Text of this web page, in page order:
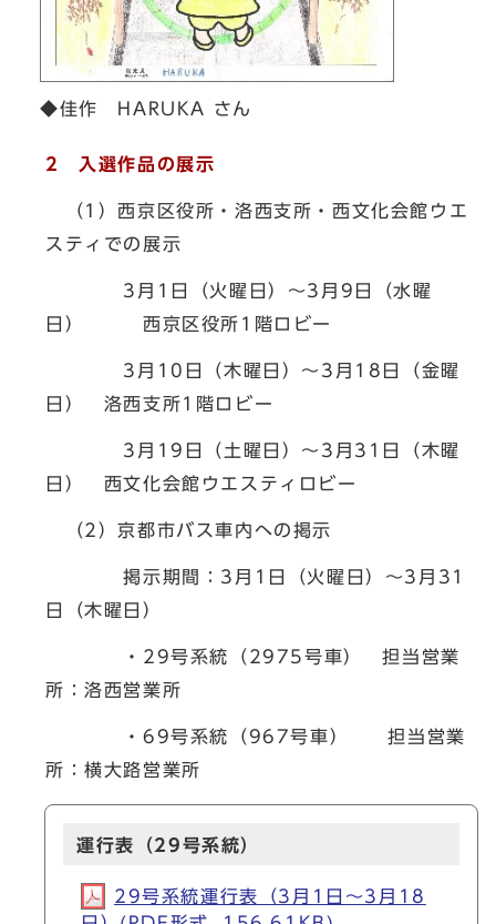
◆佳作 HARUKA さん
2 入選作品の展示
（1）西京区役所・洛西支所・西文化会館ウエ
スティでの展示
3月1日（火曜日）～3月9日（水曜
日） 西京区役所1階ロビー
3月10日（木曜日）～3月18日（金曜
日） 洛西支所1階ロビー
3月19日（土曜日）～3月31日（木曜
日） 西文化会館ウエスティロビー
（2）京都市バス車内への掲示
掲示期間：3月1日（火曜日）～3月31
日（木曜日）
・29号系統（2975号車） 担当営業
所：洛西営業所
・69号系統（967号車） 担当営業
所：横大路営業所
運行表（29号系統）
29号系統運行表（3月1日～3月18